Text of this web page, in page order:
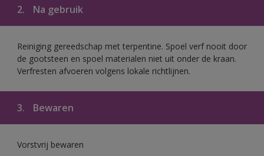
2. Na gebruik
Reiniging gereedschap met terpentine. Spoel verf nooit door
de gootsteen en spoel materialen niet uit onder de kraan.
Verfresten afvoeren volgens lokale richtlijnen.
3. Bewaren
Vorstvrij bewaren